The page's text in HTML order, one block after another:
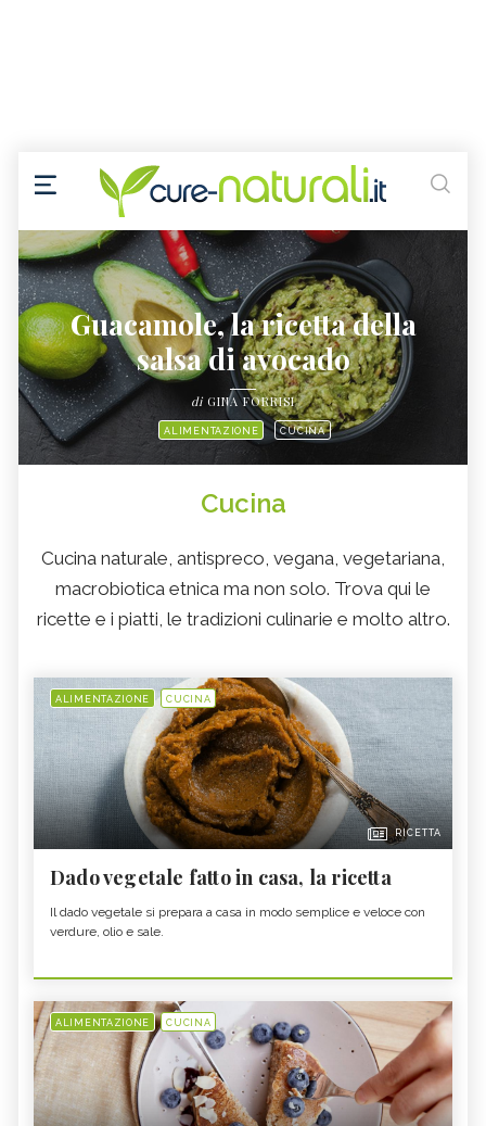
Guacamole, la ricetta della
salsa di avocado
di GINA FORRISI
ALIMENTAZIONE CUCINA
Cucina
Cucina naturale, antispreco, vegana, vegetariana,
macrobiotica etnica ma non solo. Trova qui le
ricette e i piatti, le tradizioni culinarie e molto altro.
ALIMENTAZIONE CUCINA
RICETTA
Dado vegetale fatto in casa, la ricetta
Il dado vegetale si prepara a casa in modo semplice e veloce con
verdure, olio e sale.
ALIMENTAZIONE CUCINA